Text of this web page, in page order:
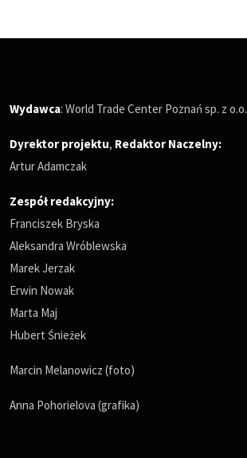
Wydawca: World Trade Center Poznań sp. z o.o.
Dyrektor projektu, Redaktor Naczelny:
Artur Adamczak
Zespół redakcyjny:
Franciszek Bryska
Aleksandra Wróblewska
Marek Jerzak
Erwin Nowak
Marta Maj
Hubert Śnieżek
Marcin Melanowicz (foto)
Anna Pohorielova (grafika)